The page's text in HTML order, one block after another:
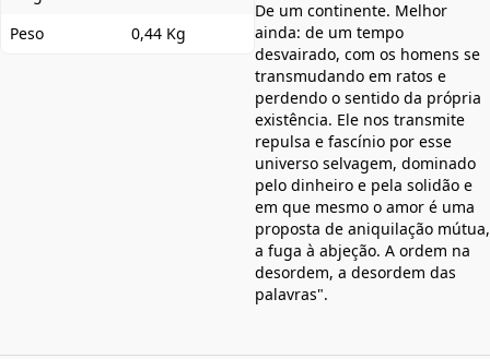
Peso
0,44 Kg
De um continente. Melhor
ainda: de um tempo
desvairado, com os homens se
transmudando em ratos e
perdendo o sentido da própria
existência. Ele nos transmite
repulsa e fascínio por esse
universo selvagem, dominado
pelo dinheiro e pela solidão e
em que mesmo o amor é uma
proposta de aniquilação mútua,
a fuga à abjeção. A ordem na
desordem, a desordem das
palavras".